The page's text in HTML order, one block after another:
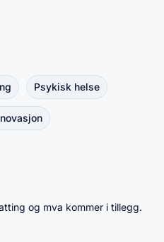
Psykisk helse
og mva kommer i tillegg.